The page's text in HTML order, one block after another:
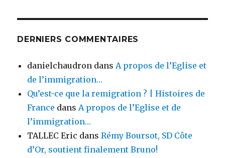
DERNIERS COMMENTAIRES
danielchaudron dansA propos de l’Eglise et
de l’immigration…
Qu’est-ce que la remigration ? | Histoires de
France dansA propos de l’Eglise et de
l’immigration…
TALLEC Eric dansRémy Boursot, SD Côte
d’Or, soutient finalement Bruno!